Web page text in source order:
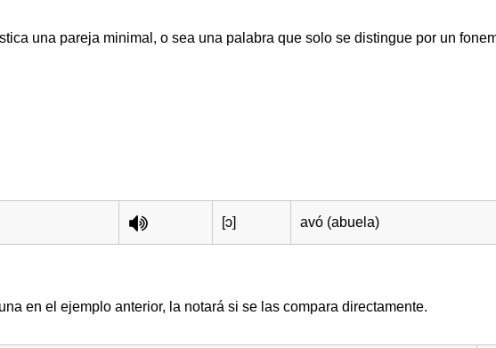
una pareja minimal, o sea una palabra que solo se distingue por un
[ɔ] avó (abuela)
en el ejemplo anterior, la notará si se las compara directamente.